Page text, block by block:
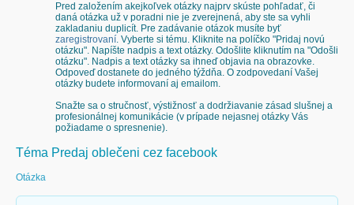
Pred založením akejkoľvek otázky najprv skúste pohľadať, či
daná otázka už v poradni nie je zverejnená, aby ste sa vyhli
zakladaniu duplicít. Pre zadávanie otázok musíte byť
zaregistrovaní. Vyberte si tému. Kliknite na políčko "Pridaj novú
otázku". Napíšte nadpis a text otázky. Odošlite kliknutím na "Odošli
otázku". Nadpis a text otázky sa ihneď objavia na obrazovke.
Odpoveď dostanete do jedného týždňa. O zodpovedaní Vašej
otázky budete informovaní aj emailom.
Snažte sa o stručnosť, výstižnosť a dodržiavanie zásad slušnej a
profesionálnej komunikácie (v prípade nejasnej otázky Vás
požiadame o spresnenie).
Téma Predaj oblečeni cez facebook
Otázka